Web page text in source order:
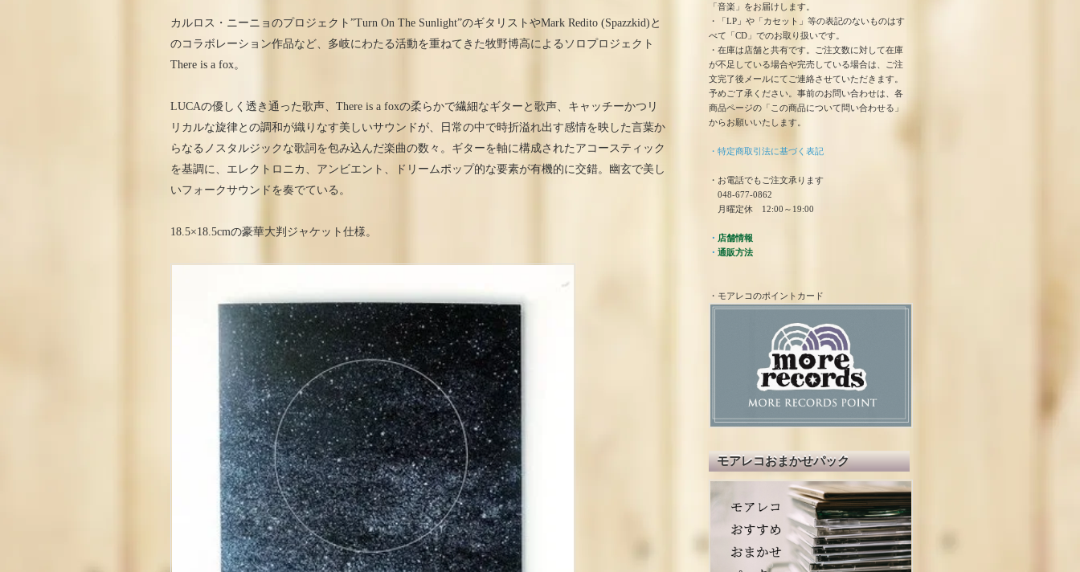
カルロス・ニーニョのプロジェクト”Turn On The Sunlight”のギタリストやMark Redito (Spazzkid)と
のコラボレーション作品など、多岐にわたる活動を重ねてきた牧野博高によるソロプロジェクト
There is a fox。
LUCAの優しく透き通った歌声、There is a foxの柔らかで繊細なギターと歌声、キャッチーかつリ
リカルな旋律との調和が織りなす美しいサウンドが、日常の中で時折溢れ出す感情を映した言葉か
らなるノスタルジックな歌詞を包み込んだ楽曲の数々。ギターを軸に構成されたアコースティック
を基調に、エレクトロニカ、アンビエント、ドリームポップ的な要素が有機的に交錯。幽玄で美し
いフォークサウンドを奏でている。
18.5×18.5cmの豪華大判ジャケット仕様。
「音楽」をお届けします。
・「LP」や「カセット」等の表記のないものはす
べて「CD」でのお取り扱いです。
・在庫は店舗と共有です。ご注文数に対して在庫
が不足している場合や完売している場合は、ご注
文完了後メールにてご連絡させていただきます。
予めご了承ください。事前のお問い合わせは、各
商品ページの「この商品について問い合わせる」
からお願いいたします。
・特定商取引法に基づく表記
・お電話でもご注文承ります
048-677-0862
月曜定休 12:00～19:00
・ 店舗情報
・ 通販方法
・モアレコのポイントカード
モアレコおまかせパック